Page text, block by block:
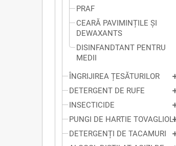
PRAF
CEARĂ PAVIMINȚILE ȘI
DEWAXANTS
DISINFANDTANT PENTRU
MEDII
ÎNGRIJIREA ȚESĂTURILOR
DETERGENT DE RUFE
INSECTICIDE
PUNGI DE HARTIE TOVAGLIOLI
DETERGENȚI DE TACAMURI